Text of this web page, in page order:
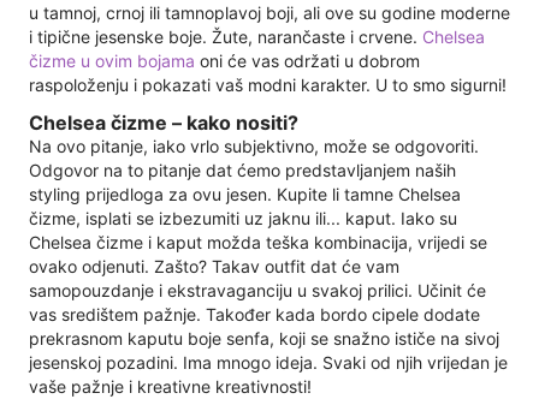
u tamnoj, crnoj ili tamnoplavoj boji, ali ove su godine moderne
i tipične jesenske boje. Žute, narančaste i crvene. Chelsea
čizme u ovim bojama oni će vas održati u dobrom
raspoloženju i pokazati vaš modni karakter. U to smo sigurni!
Chelsea čizme – kako nositi?
Na ovo pitanje, iako vrlo subjektivno, može se odgovoriti.
Odgovor na to pitanje dat ćemo predstavljanjem naših
styling prijedloga za ovu jesen. Kupite li tamne Chelsea
čizme, isplati se izbezumiti uz jaknu ili... kaput. Iako su
Chelsea čizme i kaput možda teška kombinacija, vrijedi se
ovako odjenuti. Zašto? Takav outfit dat će vam
samopouzdanje i ekstravaganciju u svakoj prilici. Učinit će
vas središtem pažnje. Također kada bordo cipele dodate
prekrasnom kaputu boje senfa, koji se snažno ističe na sivoj
jesenskoj pozadini. Ima mnogo ideja. Svaki od njih vrijedan je
vaše pažnje i kreativne kreativnosti!